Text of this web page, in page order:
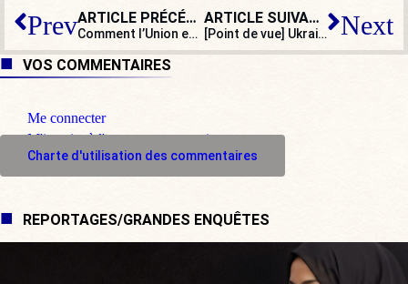
Prev ARTICLE PRÉCÉDENT
Comment l’Union européenne impose peu à peu le hijab dans ses campagnes
ARTICLE SUIVANT
[Point de vue] Ukraine : après la déclaration par Poutine d’une « mobilisation partielle », l’inévitable escalade ? Next
VOS COMMENTAIRES
Me connecter
M'inscrire à l'espace commentaire
Charte d'utilisation des commentaires
REPORTAGES/GRANDES ENQUÊTES